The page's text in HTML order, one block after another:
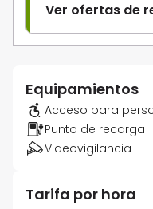
Ver ofertas de
Equipamientos
Acceso para
Punto de recarga
Videovigilancia
Tarifa por hora